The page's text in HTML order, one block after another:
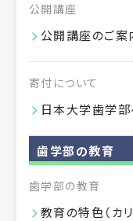
公開講座
公開講座のご案
寄付について
日本大学歯学
歯学部の教育
歯学部の教育
教育の特色（カ